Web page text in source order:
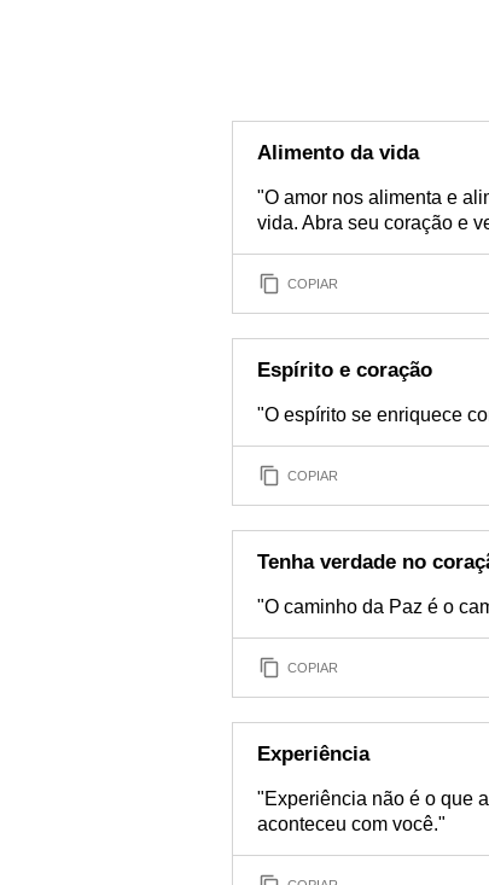
Alimento da vida
"O amor nos alimenta e
vida. Abra seu coração e
COPIAR
Espírito e coração
"O espírito se enriquece
COPIAR
Tenha verdade no
"O caminho da Paz é o
COPIAR
Experiência
"Experiência não é o que
aconteceu com você."